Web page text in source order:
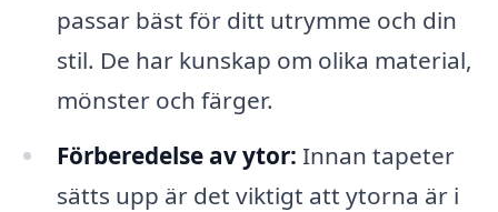
passar bäst för ditt utrymme och din
stil. De har kunskap om olika material,
mönster och färger.
Förberedelse av ytor: Innan tapeter
sätts upp är det viktigt att ytorna är i